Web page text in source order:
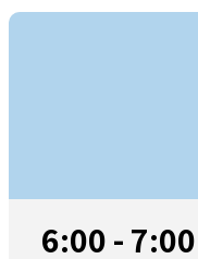
6:00 - 7:00